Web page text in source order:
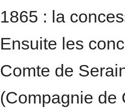
1865 : la
Ensuite les
Comte de
(Compagnie de